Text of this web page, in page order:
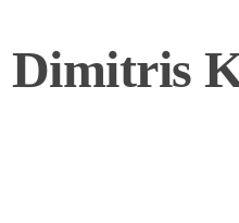
Dimitris